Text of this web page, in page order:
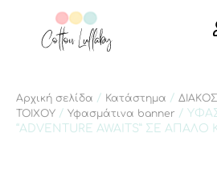
Αρχική σελίδα / Κατάστημα /
ΤΟΙΧΟΥ / Υφασμάτινα banner /
“ADVENTURE AWAITS” ΣΕ